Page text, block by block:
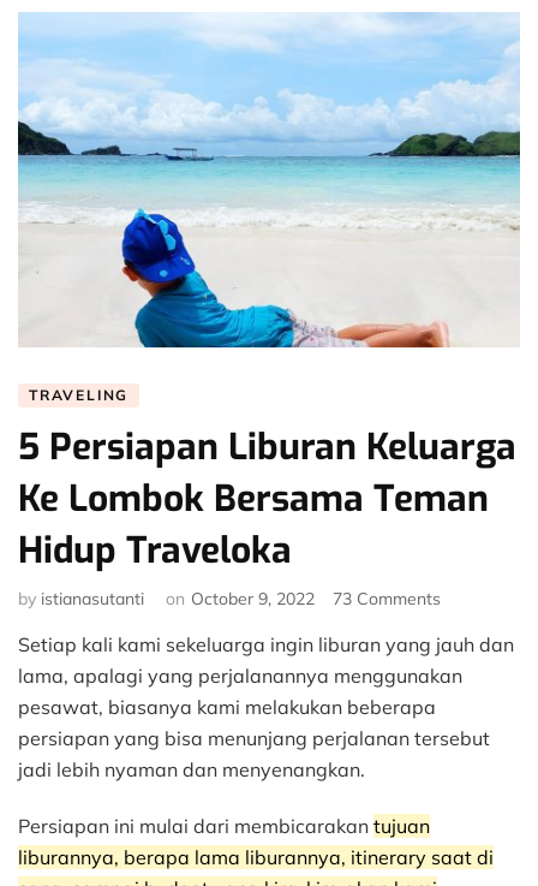
UNTUK
DAN
MEMUASKAN
TRAVELING
5 Persiapan Liburan Keluarga
Ke Lombok Bersama Teman
Hidup Traveloka
by istianasutanti on October 9, 2022 73 Comments
Persiapan
Liburan
Lombok
Traveloka
Setiap kali kami sekeluarga ingin liburan yang jauh dan
lama, apalagi yang perjalanannya menggunakan
pesawat, biasanya kami melakukan beberapa
persiapan yang bisa menunjang perjalanan tersebut
jadi lebih nyaman dan menyenangkan.
Persiapan ini mulai dari membicarakan tujuan
liburannya, berapa lama liburannya, itinerary saat di